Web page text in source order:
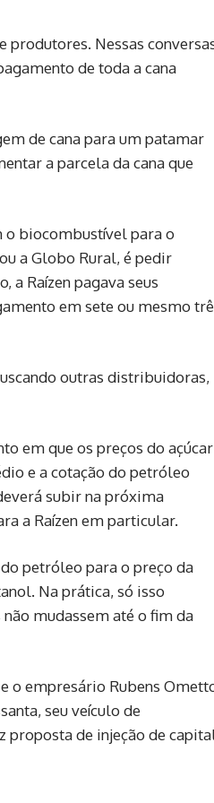
produtores. Nessas
de toda a cana
de cana para um patamar
a parcela da cana que
o biocombustível para o
a Globo Rural, é pedir
a Raízen pagava seus
em sete ou mesmo
outras distribuidoras,
em que os preços do açúcar
e a cotação do petróleo
subir na próxima
a Raízen em particular.
petróleo para o preço da
Na prática, só isso
mudassem até o fim da
o empresário Rubens
seu veículo de
proposta de injeção de